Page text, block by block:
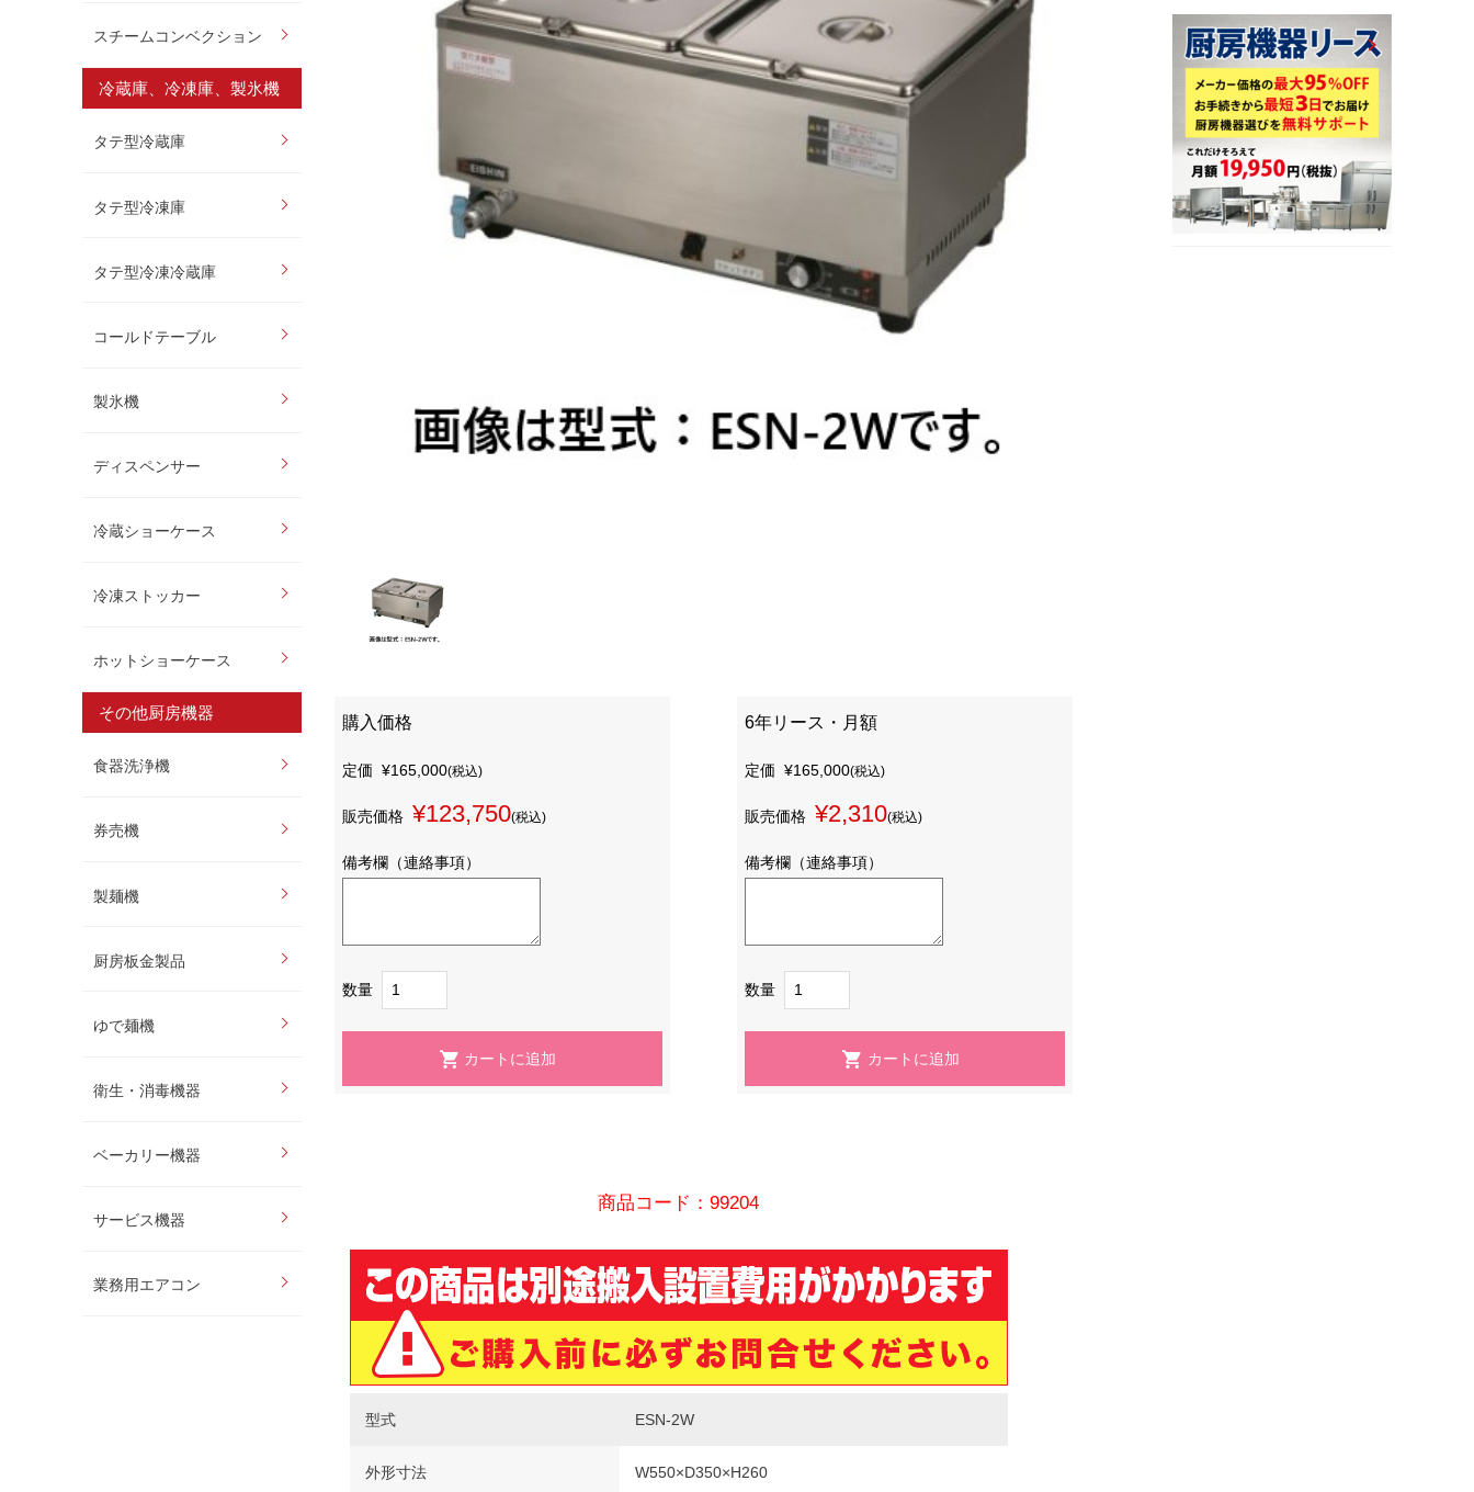
スチームコンベクション
冷蔵庫、冷凍庫、製氷機
タテ型冷蔵庫
タテ型冷凍庫
タテ型冷凍冷蔵庫
コールドテーブル
製氷機
ディスペンサー
冷蔵ショーケース
冷凍ストッカー
ホットショーケース
その他厨房機器
食器洗浄機
券売機
製麺機
厨房板金製品
ゆで麺機
衛生・消毒機器
ベーカリー機器
サービス機器
業務用エアコン
購入価格
定価 ¥165,000(税込)
販売価格 ¥123,750(税込)
備考欄（連絡事項）
数量
6年リース・月額
定価 ¥165,000(税込)
販売価格 ¥2,310(税込)
備考欄（連絡事項）
数量
商品コード：99204
型式 ESN-2W
外形寸法 W550×D350×H260